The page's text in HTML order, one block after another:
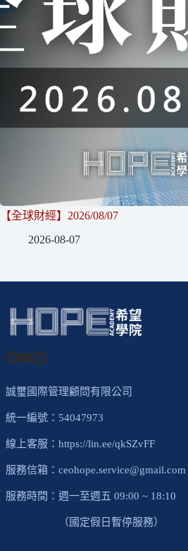
【全球財經】2026/08/07
2026-08-07
誠璽國際管理顧問有限公司
統一編號：54047973
線上客服： https://lin.ee/qkSZvFF
服務信箱： ceohope.service@gmail.com
服務時間：週一至週五 09:00 ~ 18:10
（國定假日暫停服務）